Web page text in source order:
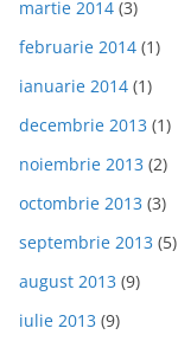
martie 2014 (3)
februarie 2014 (1)
ianuarie 2014 (1)
decembrie 2013 (1)
noiembrie 2013 (2)
octombrie 2013 (3)
septembrie 2013 (5)
august 2013 (9)
iulie 2013 (9)